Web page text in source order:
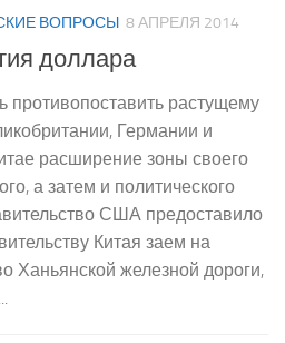
ВОПРОСЫ 8 АПРЕЛЯ 2014
доллара
противопоставить растущему
Германии и
расширение зоны своего
а затем и политического
США предоставило
Китая заем на
Ханьянской железной дороги,